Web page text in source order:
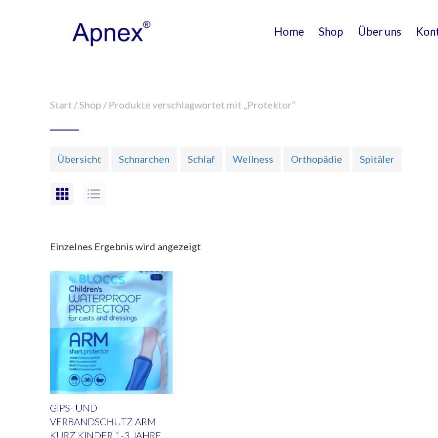
Home Shop Über uns
Start /Shop / Produkte verschlagwortet mit „Protektor“
Übersicht Schnarchen Schlaf Wellness Orthopädie Spitäler
Einzelnes Ergebnis wird angezeigt
GIPS- UND
VERBANDSCHUTZ ARM
KURZ KINDER 1-3 JAHRE